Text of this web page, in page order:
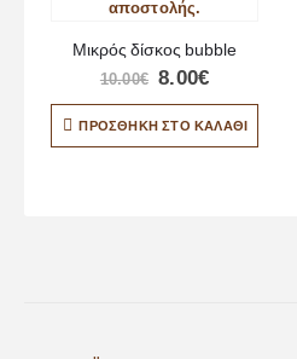
Μικρός δίσκος bubble
10.00€ 8.00€
ΠΡΟΣΘΉΚΗ ΣΤΟ ΚΑΛΆΘΙ